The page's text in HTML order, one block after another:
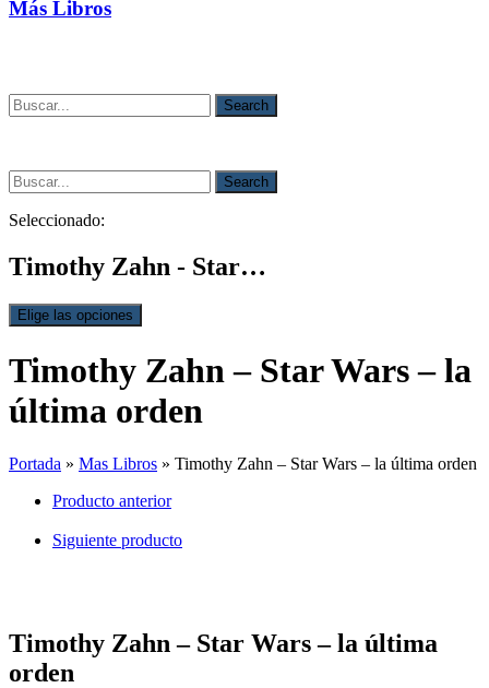
Más Libros
Search
Search
Seleccionado:
Timothy Zahn - Star…
Elige las opciones
Timothy Zahn – Star Wars – la
última orden
Portada » Mas Libros » Timothy Zahn – Star Wars – la última orden
Producto anterior
Siguiente producto
Timothy Zahn – Star Wars – la última
orden